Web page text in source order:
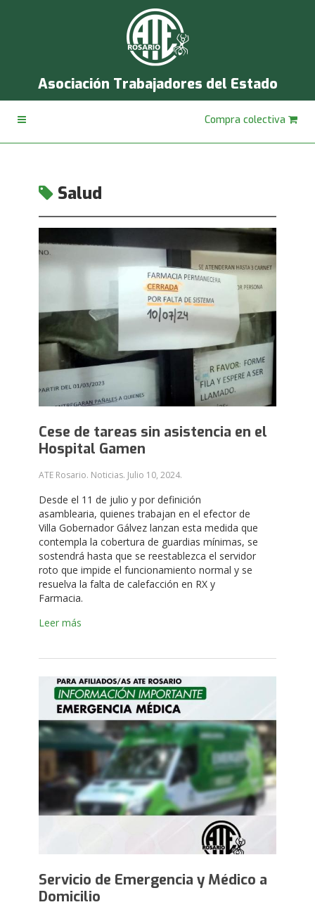
Asociación Trabajadores del Estado
Compra colectiva
Salud
Cese de tareas sin asistencia en el
Hospital Gamen
ATE Rosario. Noticias. Julio 10, 2024.
Desde el 11 de julio y por definición
asamblearia, quienes trabajan en el efector de
Villa Gobernador Gálvez lanzan esta medida que
contempla la cobertura de guardias mínimas, se
sostendrá hasta que se reestablezca el servidor
roto que impide el funcionamiento normal y se
resuelva la falta de calefacción en RX y
Farmacia.
Leer más
Servicio de Emergencia y Médico a
Domicilio